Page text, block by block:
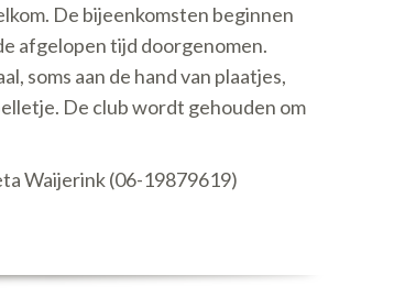
De bijeenkomsten beginnen
afgelopen tijd doorgenomen.
soms aan de hand van plaatjes,
De club wordt gehouden om
Waijerink (06-19879619)